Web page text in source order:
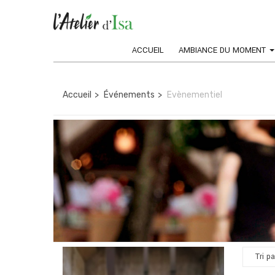
ACCUEIL AMBIANCE DU MOMENT
Accueil Événements Evènementiel